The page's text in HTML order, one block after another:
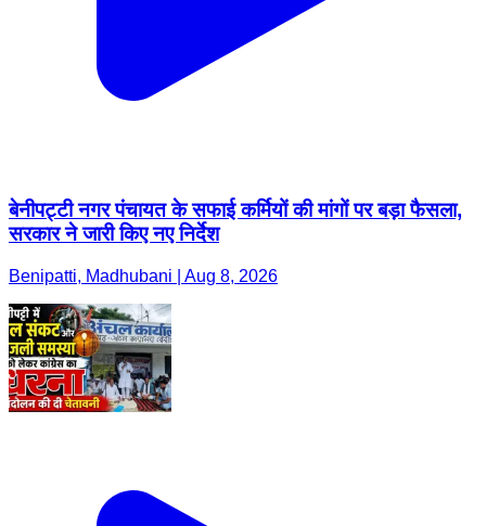
बेनीपट्टी नगर पंचायत के सफाई कर्मियों की मांगों पर बड़ा फैसला,
सरकार ने जारी किए नए निर्देश
Benipatti, Madhubani | Aug 8, 2026